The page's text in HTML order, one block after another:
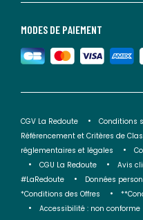
MODES DE PAIEMENT
CGV La Redoute
Conditions
Référencement et Critères de
réglementaires et légales
CGU La Redoute
Avis
#LaRedoute
Données
*Conditions des Offres
Accessibilité : non conforme